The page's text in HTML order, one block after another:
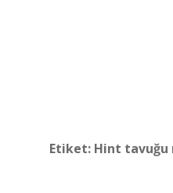
Etiket: Hint tavuğu